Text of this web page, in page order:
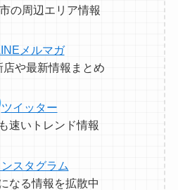
の周辺エリア情報
メルマガ
店や最新情報まとめ
ツイッター
速いトレンド情報
スタグラム
なる情報を拡散中